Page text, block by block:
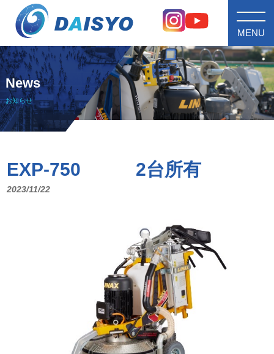
MENU
News
お知らせ
EXP-750 2台所有
2023/11/22